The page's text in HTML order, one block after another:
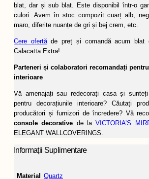
blat, dar și sub blat. Este disponibil într-o
culori. Avem în stoc compozit cuarț alb,
maro, diferite nuanțe de gri și bej crem, etc.
Cere ofertăde preț și comandă acum blat
Calacatta Extra!
Parteneri și colaboratori recomandați
interioare
Vă amenajați sau redecorați casa și
pentru decorațiunile interioare? Căutați
producători și furnizori de încredere? Vă
console decorative de laVICTORIA’S
ELEGANT WALLCOVERINGS.
Informații Suplimentare
Material Quartz